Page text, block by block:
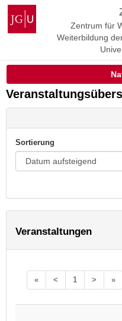
Zum
Inhalt
springen
Johannes
Gutenberg-
Universität
Zentrum für
Weiterbildung
Sortierung
Veranstaltungen
« < 1 > »